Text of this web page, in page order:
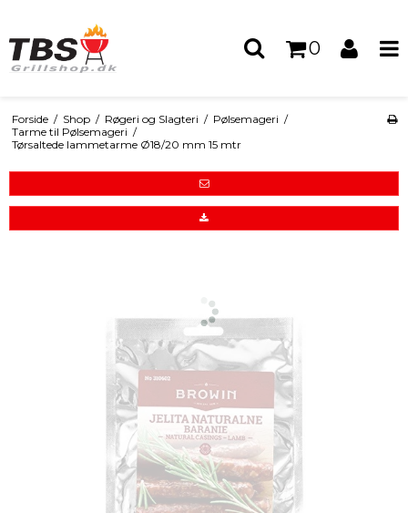
0
Forside / Shop / Røgeri og Slagteri / Pølsemageri /
Tarme til Pølsemageri /
Tørsaltede lammetarme Ø18/20 mm 15 mtr